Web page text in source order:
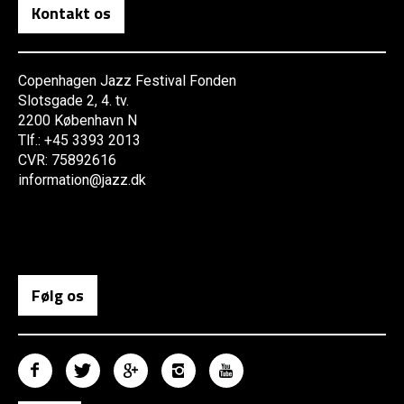
Kontakt os
Copenhagen Jazz Festival Fonden
Slotsgade 2, 4. tv.
2200 København N
Tlf.: +45 3393 2013
CVR: 75892616
information@jazz.dk
Følg os